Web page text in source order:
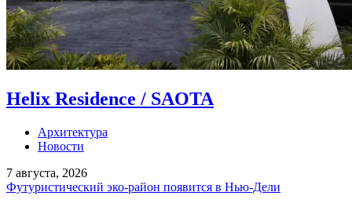
Helix Residence / SAOTA
Архитектура
Новости
7 августа, 2026
Футуристический эко-район появится в Нью-Дели